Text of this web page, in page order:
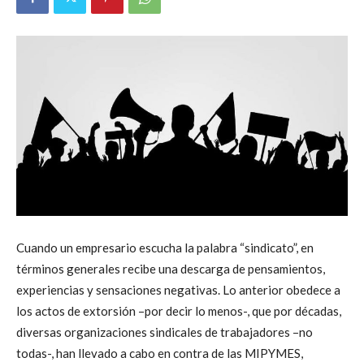
Cuando un empresario escucha la palabra “sindicato”, en
términos generales recibe una descarga de pensamientos,
experiencias y sensaciones negativas. Lo anterior obedece a
los actos de extorsión –por decir lo menos-, que por décadas,
diversas organizaciones sindicales de trabajadores –no
todas-, han llevado a cabo en contra de las MIPYMES,